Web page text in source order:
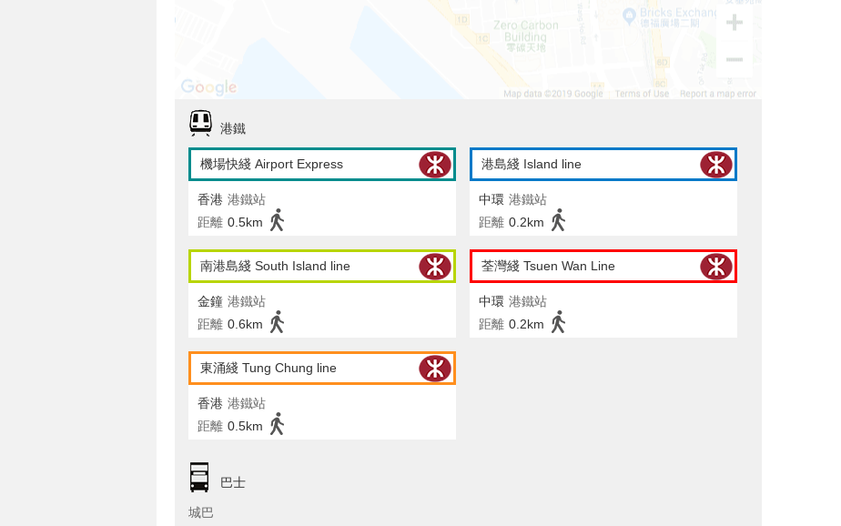
港鐵
機場快綫 Airport Express
香港 港鐵站
距離 0.5km
港島綫 Island line
中環 港鐵站
距離 0.2km
南港島綫 South Island line
金鐘 港鐵站
距離 0.6km
荃灣綫 Tsuen Wan Line
中環 港鐵站
距離 0.2km
東涌綫 Tung Chung line
香港 港鐵站
距離 0.5km
巴士
城巴